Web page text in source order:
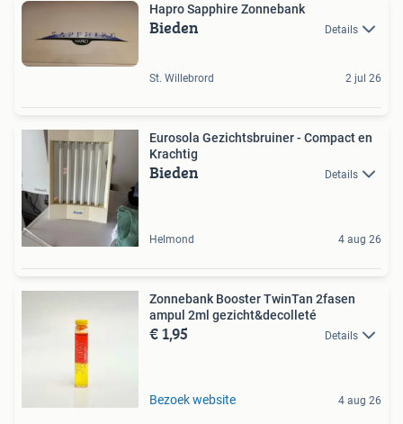
Hapro Sapphire Zonnebank
Bieden Details
St. Willebrord 2 jul 26
Eurosola Gezichtsbruiner - Compact en
Krachtig
Bieden Details
Helmond 4 aug 26
Zonnebank Booster TwinTan 2fasen
ampul 2ml gezicht&decolleté
€ 1,95 Details
Bezoek website 4 aug 26